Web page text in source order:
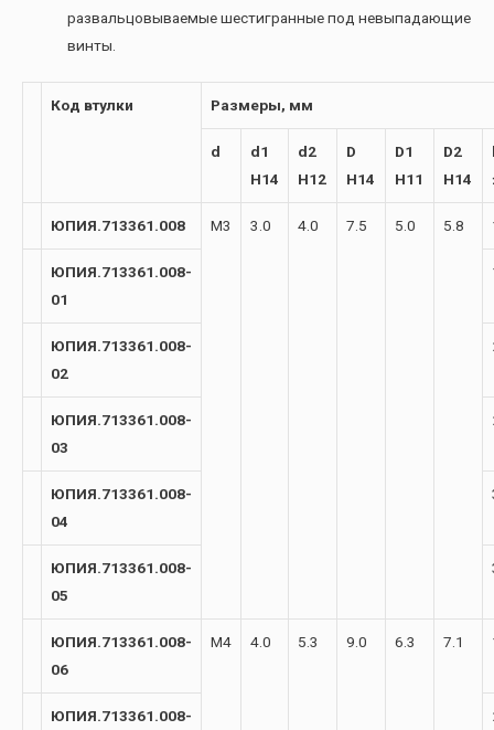
развальцовываемые шестигранные под невыпадающие
винты.
Код втулки Размеры, мм
d
d1
H14
d2
H12
D
H14
D1
H11
D2
H14
ЮПИЯ.713361.008 М3 3.0 4.0 7.5 5.0 5.8
ЮПИЯ.713361.008-
01
ЮПИЯ.713361.008-
02
ЮПИЯ.713361.008-
03
ЮПИЯ.713361.008-
04
ЮПИЯ.713361.008-
05
ЮПИЯ.713361.008-
06
М4 4.0 5.3 9.0 6.3 7.1
ЮПИЯ.713361.008-